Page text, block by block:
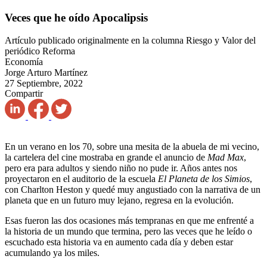
Veces que he oído Apocalipsis
Artículo publicado originalmente en la columna Riesgo y Valor del
periódico Reforma
Economía
Jorge Arturo Martínez
27 Septiembre, 2022
Compartir
En un verano en los 70, sobre una mesita de la abuela de mi vecino,
la cartelera del cine mostraba en grande el anuncio de Mad Max,
pero era para adultos y siendo niño no pude ir. Años antes nos
proyectaron en el auditorio de la escuela El Planeta de los Simios,
con Charlton Heston y quedé muy angustiado con la narrativa de un
planeta que en un futuro muy lejano, regresa en la evolución.
Esas fueron las dos ocasiones más tempranas en que me enfrenté a
la historia de un mundo que termina, pero las veces que he leído o
escuchado esta historia va en aumento cada día y deben estar
acumulando ya los miles.